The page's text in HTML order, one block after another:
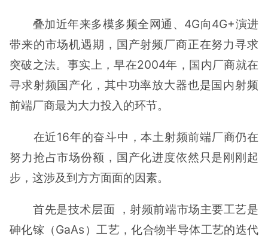
叠加近年来多模多频全网通、4G向4G+演进
带来的市场机遇期，国产射频厂商正在努力寻求
突破之法。事实上，早在2004年，国内厂商就在
寻求射频国产化，其中功率放大器也是国内射频
前端厂商最为大力投入的环节。
在近16年的奋斗中，本土射频前端厂商仍在
努力抢占市场份额，国产化进度依然只是刚刚起
步，这涉及到方方面面的因素。
首先是技术层面 ，射频前端市场主要工艺是
砷化镓（GaAs）工艺，化合物半导体工艺的迭代